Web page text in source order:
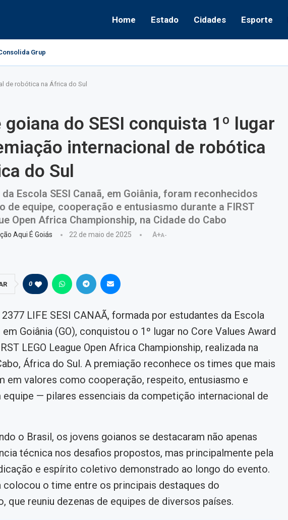
Home Estado Cidades Esporte
Grupo Político e Aponta Caminhos...
de robótica na África do Sul
goiana do SESI conquista 1º lugar
internacional de robótica
do Sul
Escola SESI Canaã, em Goiânia, foram reconhecidos
de equipe, cooperação e entusiasmo durante a FIRST
Open Africa Championship, na Cidade do Cabo
Aqui É Goiás 22 de maio de 2025 A+A-
0
LIFE SESI CANAÃ, formada por estudantes da Escola
em Goiânia (GO), conquistou o 1º lugar no Core Values Award
LEGO League Open Africa Championship, realizada na
África do Sul. A premiação reconhece os times que mais
em valores como cooperação, respeito, entusiasmo e
equipe — pilares essenciais da competição internacional de
o Brasil, os jovens goianos se destacaram não apenas
técnica nos desafios propostos, mas principalmente pela
e espírito coletivo demonstrado ao longo do evento.
colocou o time entre os principais destaques do
que reuniu dezenas de equipes de diversos países.